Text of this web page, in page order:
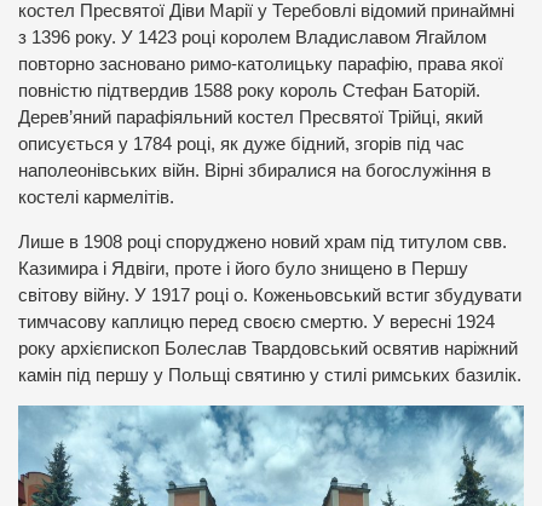
костел Пресвятої Діви Марії у Теребовлі відомий принаймні
з 1396 року. У 1423 році королем Владиславом Ягайлом
повторно засновано римо-католицьку парафію, права якої
повністю підтвердив 1588 року король Стефан Баторій.
Дерев’яний парафіяльний костел Пресвятої Трійці, який
описується у 1784 році, як дуже бідний, згорів під час
наполеонівських війн. Вірні збиралися на богослужіння в
костелі кармелітів.
Лише в 1908 році споруджено новий храм під титулом свв.
Казимира і Ядвіги, проте і його було знищено в Першу
світову війну. У 1917 році о. Коженьовський встиг збудувати
тимчасову каплицю перед своєю смертю. У вересні 1924
року архієпископ Болеслав Твардовський освятив наріжний
камін під першу у Польщі святиню у стилі римських базилік.